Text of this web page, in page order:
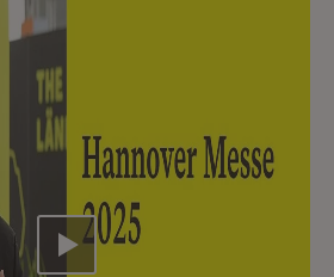
Video abspielen